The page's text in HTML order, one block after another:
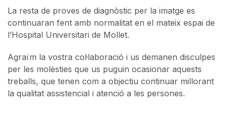
La resta de proves de diagnòstic per la imatge es
continuaran fent amb normalitat en el mateix espai de
l’Hospital Universitari de Mollet.
Agraïm la vostra col·laboració i us demanen disculpes
per les molèsties que us puguin ocasionar aquests
treballs, que tenen com a objectiu continuar millorant
la qualitat assistencial i atenció a les persones.